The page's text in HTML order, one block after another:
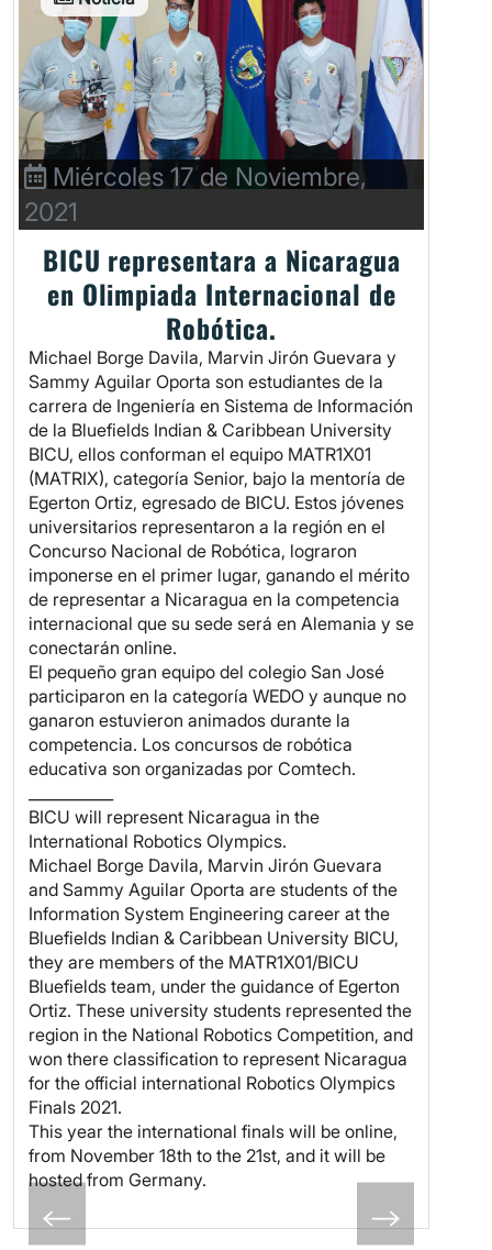
Miércoles 17 de Noviembre,
2021
BICU representara a Nicaragua
en Olimpiada Internacional de
Robótica.
Michael Borge Davila, Marvin Jirón Guevara y
Sammy Aguilar Oporta son estudiantes de la
carrera de Ingeniería en Sistema de Información
de la Bluefields Indian & Caribbean University
BICU, ellos conforman el equipo MATR1X01
(MATRIX), categoría Senior, bajo la mentoría de
Egerton Ortiz, egresado de BICU. Estos jóvenes
universitarios representaron a la región en el
Concurso Nacional de Robótica, lograron
imponerse en el primer lugar, ganando el mérito
de representar a Nicaragua en la competencia
internacional que su sede será en Alemania y se
conectarán online.
El pequeño gran equipo del colegio San José
participaron en la categoría WEDO y aunque no
ganaron estuvieron animados durante la
competencia. Los concursos de robótica
educativa son organizadas por Comtech.
BICU will represent Nicaragua in the
International Robotics Olympics.
Michael Borge Davila, Marvin Jirón Guevara
and Sammy Aguilar Oporta are students of the
Information System Engineering career at the
Bluefields Indian & Caribbean University BICU,
they are members of the MATR1X01/BICU
Bluefields team, under the guidance of Egerton
Ortiz. These university students represented the
region in the National Robotics Competition, and
won there classification to represent Nicaragua
for the official international Robotics Olympics
Finals 2021.
This year the international finals will be online,
from November 18th to the 21st, and it will be
hosted from Germany.